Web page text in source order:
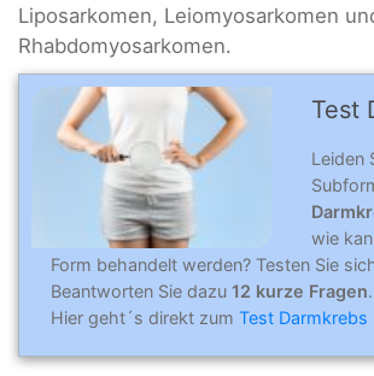
Liposarkomen, Leiomyosarkomen
Rhabdomyosarkomen.
Test
Leiden
wie
Form behandelt werden? Testen Sie
Beantworten Sie dazu 12 kurze Fragen.
Hier geht´s direkt zum Test Darmkrebs